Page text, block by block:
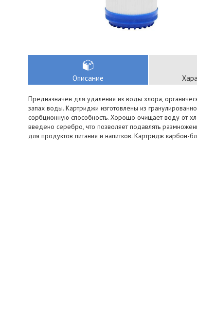
Описание
Предназначен для удаления из воды хлора,
запах воды. Картриджи изготовлены из
сорбционную способность. Хорошо очищает воду от
введено серебро, что позволяет подавлять
для продуктов питания и напитков. Картридж карбон-